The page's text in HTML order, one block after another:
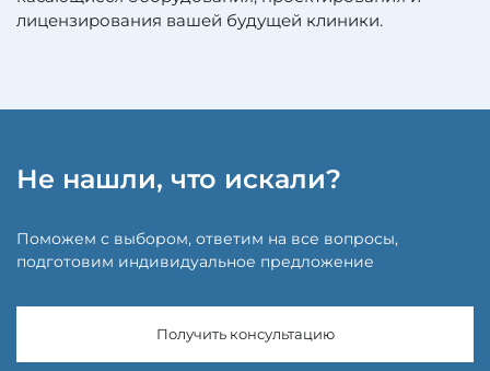
лицензирования вашей будущей клиники.
Не нашли, что искали?
Поможем с выбором, ответим на все вопросы,
подготовим индивидуальное предложение
Получить консультацию